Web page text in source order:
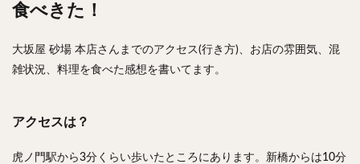
食べきた！
大坂屋 砂場 本店さんまでのアクセス(行き方)、お店の雰囲気、混
雑状況、料理を食べた感想を書いてます。
アクセスは？
虎ノ門駅から3分くらい歩いたところにあります。新橋からは10分